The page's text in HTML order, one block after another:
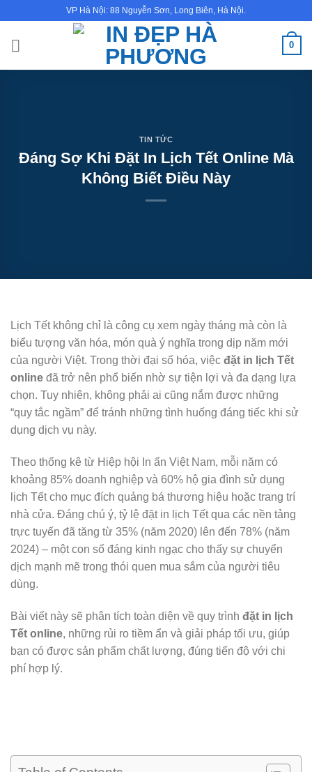
nội
VP Hà Nội: 88 Nguyễn Sơn, Long Biên, Hà Nội.
0
TIN TỨC
Đáng Sợ Khi Đặt In Lịch Tết Online Mà
Không Biết Điều Này
Lịch Tết không chỉ là công cụ xem ngày tháng mà còn là
biểu tượng văn hóa, món quà ý nghĩa trong dịp năm mới
của người Việt. Trong thời đại số hóa, việc đặt in lịch Tết
online đã trở nên phổ biến nhờ sự tiện lợi và đa dạng lựa
chọn. Tuy nhiên, không phải ai cũng nắm được những
“quy tắc ngầm” để tránh những tình huống đáng tiếc khi sử
dụng dịch vụ này.
Theo thống kê từ Hiệp hội In ấn Việt Nam, mỗi năm có
khoảng 85% doanh nghiệp và 60% hộ gia đình sử dụng
lịch Tết cho mục đích quảng bá thương hiệu hoặc trang trí
nhà cửa. Đáng chú ý, tỷ lệ đặt in lịch Tết qua các nền tảng
trực tuyến đã tăng từ 35% (năm 2020) lên đến 78% (năm
2024) – một con số đáng kinh ngạc cho thấy sự chuyển
dịch mạnh mẽ trong thói quen mua sắm của người tiêu
dùng.
Bài viết này sẽ phân tích toàn diện về quy trình đặt in lịch
Tết online, những rủi ro tiềm ẩn và giải pháp tối ưu, giúp
bạn có được sản phẩm chất lượng, đúng tiến độ với chi
phí hợp lý.